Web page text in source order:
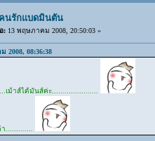
นรักแบดมินตัน
:13 พฤษภาคม 2008, 20:50:03 »
2008, 08:36:38
เม้าส์ได้มันส์ค่ะ......................
.............